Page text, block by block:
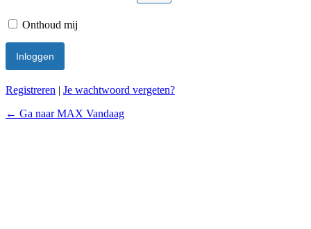
Onthoud mij
Registreren | Je wachtwoord vergeten?
← Ga naar MAX Vandaag